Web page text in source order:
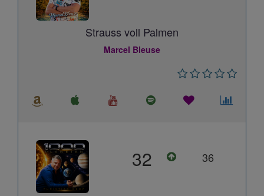
Strauss voll Palmen
Marcel Bleuse
32 36